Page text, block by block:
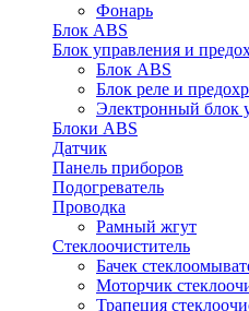
Фонарь
Блок ABS
Блок управления и
Блок ABS
Блок реле и
Электронный блок
Блоки ABS
Датчик
Панель приборов
Подогреватель
Проводка
Рамный жгут
Стеклоочиститель
Бачек
Моторчик
Трапеция